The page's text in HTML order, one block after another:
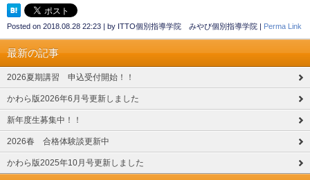
Posted on 2018.08.28 22:23 | by ITTO個別指導学院 みやび個別指導学院 | Perma Link
最新の記事
2026夏期講習 申込受付開始！！
かわら版2026年6月号更新しました
新年度生募集中！！
2026春 合格体験談更新中
かわら版2025年10月号更新しました